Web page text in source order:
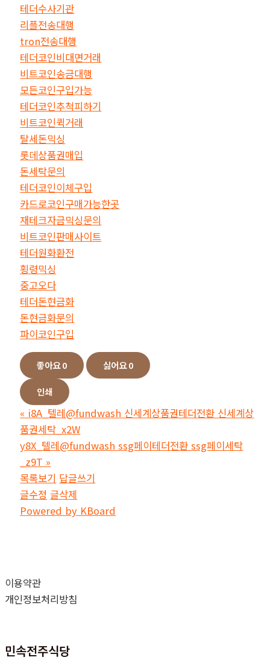
테더수사기관
리플전송대행
tron전송대행
테더코인비대면거래
비트코인송금대행
모든코인구입가능
테더코인추척피하기
비트코인퀵거래
탈세돈믹싱
롯데상품권매입
돈세탁문의
테더코인이체구입
카드로코인구매가능한곳
재테크자금믹싱문의
비트코인판매사이트
테더원화환전
횡령믹싱
중고오다
테더돈현금화
돈현금화문의
파이코인구입
좋아요0 싫어요0
인쇄
« i8A_텔레@fundwash 신세계상품권테더전환 신세계상
품권세탁_x2W
y8X_텔레@fundwash ssg페이테더전환 ssg페이세탁
_z9T »
목록보기 답글쓰기
글수정 글삭제
Powered by KBoard
이용약관
개인정보처리방침
민속전주식당